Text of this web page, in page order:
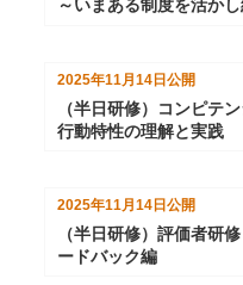
～いまある制度を活か
2025年11月14日公開
（半日研修）コンピテ
行動特性の理解と実践
2025年11月14日公開
（半日研修）評価者研
ードバック編